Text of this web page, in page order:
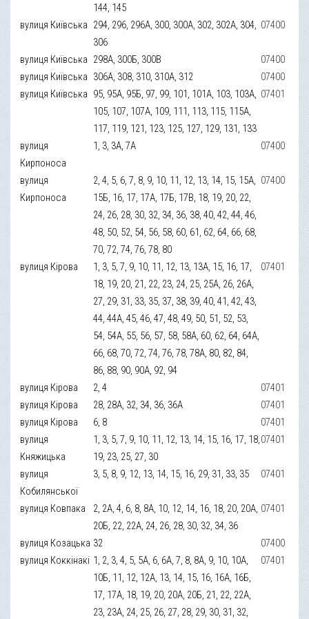
144, 145
вулиця Київська 294, 296, 296А, 300, 300А, 302, 302А, 304,
306
07400
вулиця Київська 298А, 300Б, 300В
07400
вулиця Київська 306А, 308, 310, 310А, 312
07400
вулиця Київська 95, 95А, 95Б, 97, 99, 101, 101А, 103, 103А,
105, 107, 107А, 109, 111, 113, 115, 115А,
117, 119, 121, 123, 125, 127, 129, 131, 133
07401
вулиця
Кирпоноса
1, 3, 3А, 7А 07400
вулиця
Кирпоноса
2, 4, 5, 6, 7, 8, 9, 10, 11, 12, 13, 14, 15, 15А,
15Б, 16, 17, 17А, 17Б, 17В, 18, 19, 20, 22,
24, 26, 28, 30, 32, 34, 36, 38, 40, 42, 44, 46,
48, 50, 52, 54, 56, 58, 60, 61, 62, 64, 66, 68,
70, 72, 74, 76, 78, 80
07400
вулиця Кірова
1, 3, 5, 7, 9, 10, 11, 12, 13, 13А, 15, 16, 17,
18, 19, 20, 21, 22, 23, 24, 25, 25А, 26, 26А,
27, 29, 31, 33, 35, 37, 38, 39, 40, 41, 42, 43,
44, 44А, 45, 46, 47, 48, 49, 50, 51, 52, 53,
54, 54А, 55, 56, 57, 58, 58А, 60, 62, 64, 64А,
66, 68, 70, 72, 74, 76, 78, 78А, 80, 82, 84,
86, 88, 90, 90А, 92, 94
07401
вулиця Кірова 2, 4
07401
вулиця Кірова
28, 28А, 32, 34, 36, 36А
07401
вулиця Кірова
6, 8
07401
вулиця
Княжицька
1, 3, 5, 7, 9, 10, 11, 12, 13, 14, 15, 16, 17, 18,
19, 23, 25, 27, 30
07401
вулиця
Кобилянської
3, 5, 8, 9, 12, 13, 14, 15, 16, 29, 31, 33, 35 07401
вулиця Ковпака
2, 2А, 4, 6, 8, 8А, 10, 12, 14, 16, 18, 20, 20А,
20Б, 22, 22А, 24, 26, 28, 30, 32, 34, 36
07401
вулиця Козацька 32
07400
вулиця Коккінакі 1, 2, 3, 4, 5, 5А, 6, 6А, 7, 8, 8А, 9, 10, 10А,
10Б, 11, 12, 12А, 13, 14, 15, 16, 16А, 16Б,
17, 17А, 18, 19, 20, 20А, 20Б, 21, 22, 22А,
23, 23А, 24, 25, 26, 27, 28, 29, 30, 31, 32,
07401